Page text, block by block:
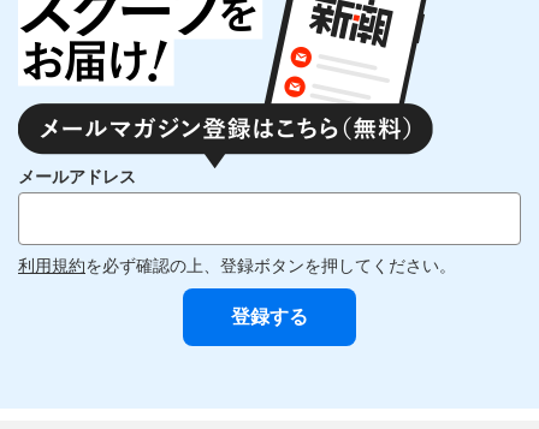
メールアドレス
利用規約を必ず確認の上、登録ボタンを押してください。